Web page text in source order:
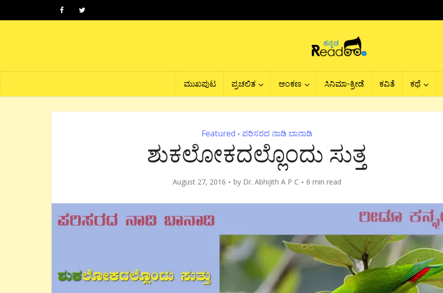
ಮುಖಪುಟ ಪ್ರಚಲಿತ ಅಂಕಣ ಸಿನಿಮಾ-ಕ್ರೀಡೆ ಕವಿತೆ ಕಥೆ
Featured • ಪರಿಸರದ ನಾಡಿ ಬಾನಾಡಿ
ಶುಕಲೋಕದಲ್ಲೊಂದು ಸುತ್ತ
August 27, 2016 by Dr. Abhijith A P C 6 min read